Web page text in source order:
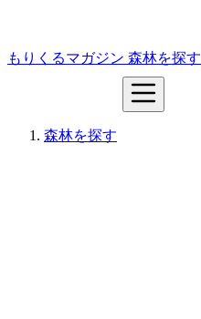
もりくるマガジン 森林を探す
森林を探す